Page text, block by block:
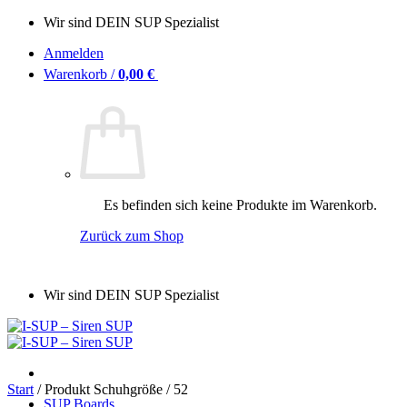
Zum
springen
Wir sind DEIN SUP Spezialist
Anmelden
Warenkorb /0,00 €
Es befinden sich keine Produkte im Warenkorb.
Zurück zum Shop
Wir sind DEIN SUP Spezialist
SUP Boards
Start /Produkt Schuhgröße /52